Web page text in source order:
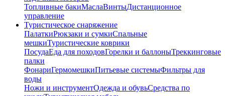
Топливные бакиМаслаВинтыДистанционное
управление
Туристическое снаряжение
ПалаткиРюкзаки и сумкиСпальные
мешкиТуристические коврики
ПосудаЕда для походовГорелки и баллоныТреккинговые
палки
ФонариГермомешкиПитьевые системыФильтры для
воды
Ножи и инструментОдежда и обувьСредства по